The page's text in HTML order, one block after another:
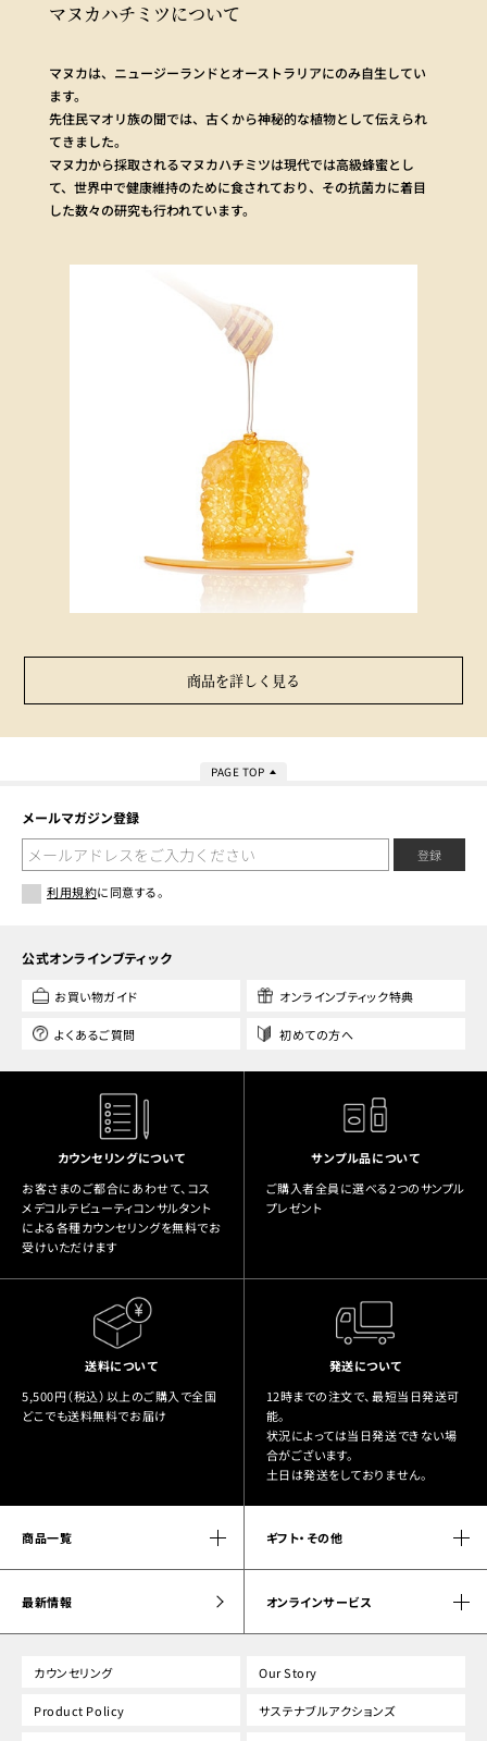
マヌカハチミツについて
マヌカは、ニュージーランドとオーストラリアにのみ自生してい
ます。
先住民マオリ族の聞では、古くから神秘的な植物として伝えられ
てきました。
マヌ力から採取されるマヌカハチミツは現代では高級蜂蜜とし
て、世界中で健康維持のために食されており、その抗菌カに着目
した数々の研究も行われています。
商品を詳しく見る
PAGE TOP
メールマガジン登録
登録
利用規約に同意する。
公式オンラインブティック
お買い物ガイド オンラインブティック特典
よくあるご質問 初めての方へ
カウンセリングについて
お客さまのご都合にあわせて、コス
メデコルテビューティコンサルタント
による各種カウンセリングを無料でお
受けいただけます
サンプル品について
ご購入者全員に選べる2つのサンプル
プレゼント
送料について
5,500円（税込）以上のご購入で全国
どこでも送料無料でお届け
発送について
12時までの注文で、最短当日発送可
能。
状況によっては当日発送できない場
合がございます。
土日は発送をしておりません。
商品一覧 ギフト・その他
最新情報 オンラインサービス
カウンセリング Our Story
Product Policy サステナブルアクションズ